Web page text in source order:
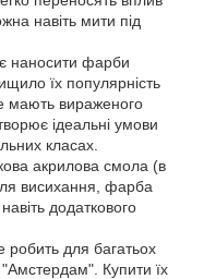
навіть мити під
наносити фарби
їх популярність
мають вираженого
ідеальні умови
класах.
акрилова смола (в
висихання, фарба
додаткового
робить для багатьох
Купити їх